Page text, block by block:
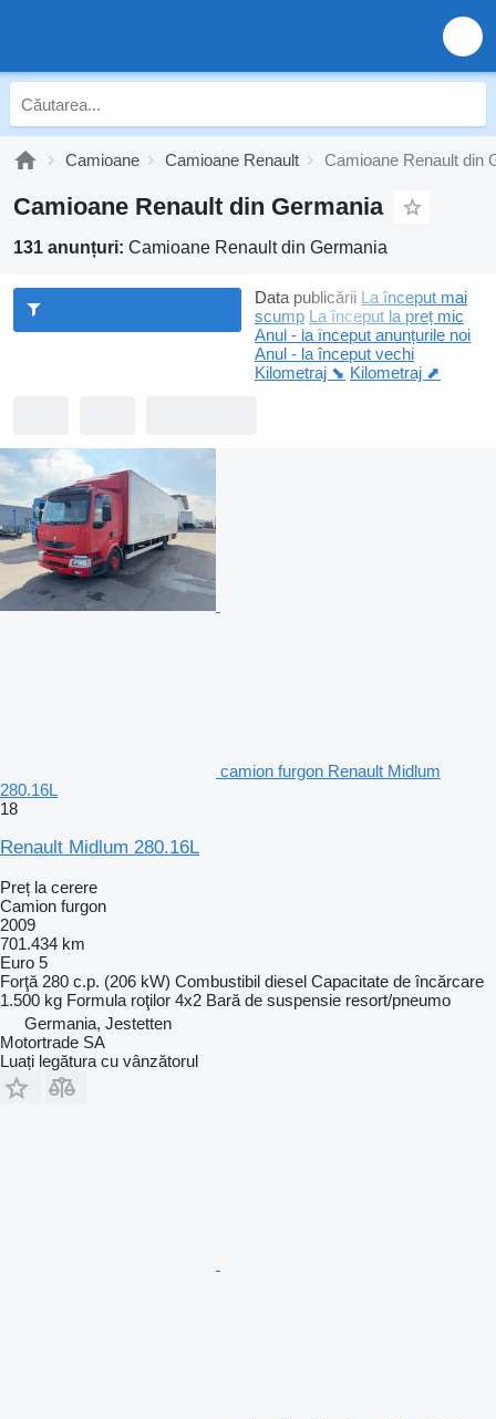
Camioane Camioane Renault Camioane Renault din
Camioane Renault din Germania
131 anunțuri: Camioane Renault din Germania
Data publicării La început mai
scump La început la preț mic
Anul - la început anunțurile noi
Anul - la început vechi
Kilometraj ⬊ Kilometraj ⬈
camion furgon Renault Midlum
280.16L
18
Renault Midlum 280.16L
Preț la cerere
Camion furgon
2009
701.434 km
Euro 5
Forţă 280 c.p. (206 kW) Combustibil diesel Capacitate de încărcare
1.500 kg Formula roţilor 4x2 Bară de suspensie resort/pneumo
Germania, Jestetten
Motortrade SA
Luați legătura cu vânzătorul